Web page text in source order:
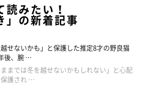
うちに迎えられたのは、2023年
ったところ、獣医師から『2、3才
読みたい！
」の新着記事
越せないかも」と保護した推定8才の野良猫
後、腕 …
ままでは冬を越せないかもしれない」と心配
保護され …